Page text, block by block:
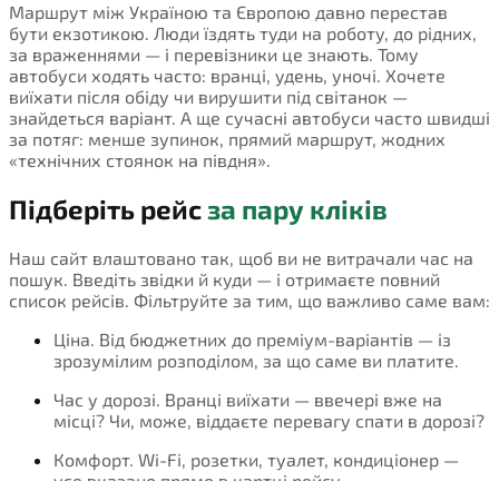
Маршрут між Україною та Європою давно перестав
бути екзотикою. Люди їздять туди на роботу, до рідних,
за враженнями — і перевізники це знають. Тому
автобуси ходять часто: вранці, удень, уночі. Хочете
виїхати після обіду чи вирушити під світанок —
знайдеться варіант. А ще сучасні автобуси часто швидші
за потяг: менше зупинок, прямий маршрут, жодних
«технічних стоянок на півдня».
Підберіть рейсза пару кліків
Наш сайт влаштовано так, щоб ви не витрачали час на
пошук. Введіть звідки й куди — і отримаєте повний
список рейсів. Фільтруйте за тим, що важливо саме вам:
Ціна. Від бюджетних до преміум-варіантів — із
зрозумілим розподілом, за що саме ви платите.
Час у дорозі. Вранці виїхати — ввечері вже на
місці? Чи, може, віддаєте перевагу спати в дорозі?
Комфорт. Wi-Fi, розетки, туалет, кондиціонер —